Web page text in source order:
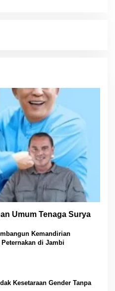
Umum Tenaga Surya
Kemandirian
di Jambi
Kesetaraan Gender Tanpa